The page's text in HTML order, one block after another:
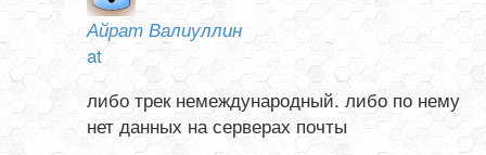
Айрат Валиуллин
at
либо трек немеждународный. либо по нему
нет данных на серверах почты